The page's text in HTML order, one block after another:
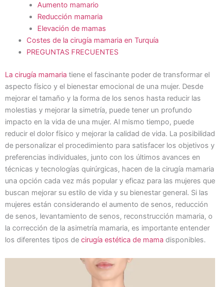
Aumento mamario
Reducción mamaria
Elevación de mamas
Costes de la cirugía mamaria en Turquía
PREGUNTAS FRECUENTES
La cirugía mamaria tiene el fascinante poder de transformar el
aspecto físico y el bienestar emocional de una mujer. Desde
mejorar el tamaño y la forma de los senos hasta reducir las
molestias y mejorar la simetría, puede tener un profundo
impacto en la vida de una mujer. Al mismo tiempo, puede
reducir el dolor físico y mejorar la calidad de vida. La posibilidad
de personalizar el procedimiento para satisfacer los objetivos y
preferencias individuales, junto con los últimos avances en
técnicas y tecnologías quirúrgicas, hacen de la cirugía mamaria
una opción cada vez más popular y eficaz para las mujeres que
buscan mejorar su estilo de vida y su bienestar general. Si las
mujeres están considerando el aumento de senos, reducción
de senos, levantamiento de senos, reconstrucción mamaria, o
la corrección de la asimetría mamaria, es importante entender
los diferentes tipos de cirugía estética de mama disponibles.